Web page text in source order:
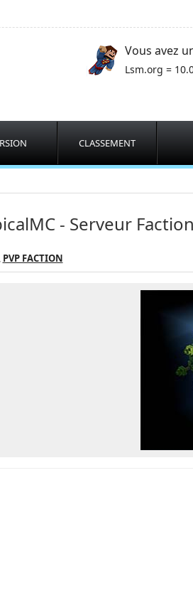
Vous avez
Lsm.org =
CLASSEMENT
- Serveur
PVP FACTION